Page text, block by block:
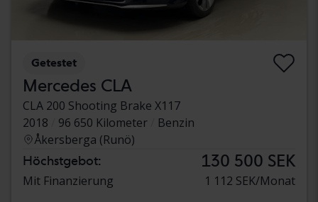
Getestet
Mercedes CLA
CLA 200 Shooting Brake X117
2018
96 650 Kilometer
Benzin
Åkersberga (Runö)
Höchstgebot: 130 500 SEK
Mit Finanzierung 1 112 SEK/Monat